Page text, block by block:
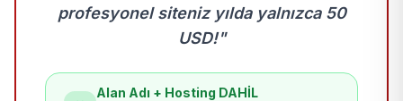
profesyonel siteniz yılda yalnızca 50
USD!"
Alan Adı + Hosting DAHİL